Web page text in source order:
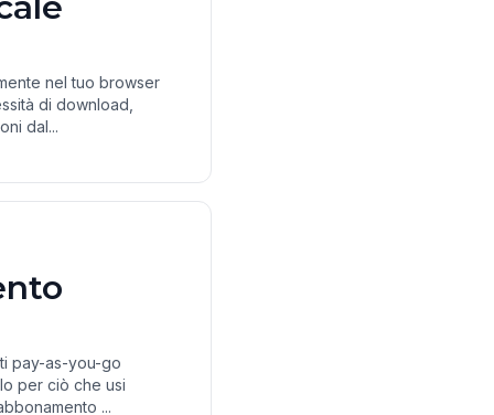
nel tuo browser
di download,
dal...
pay-as-you-go
per ciò che usi
...